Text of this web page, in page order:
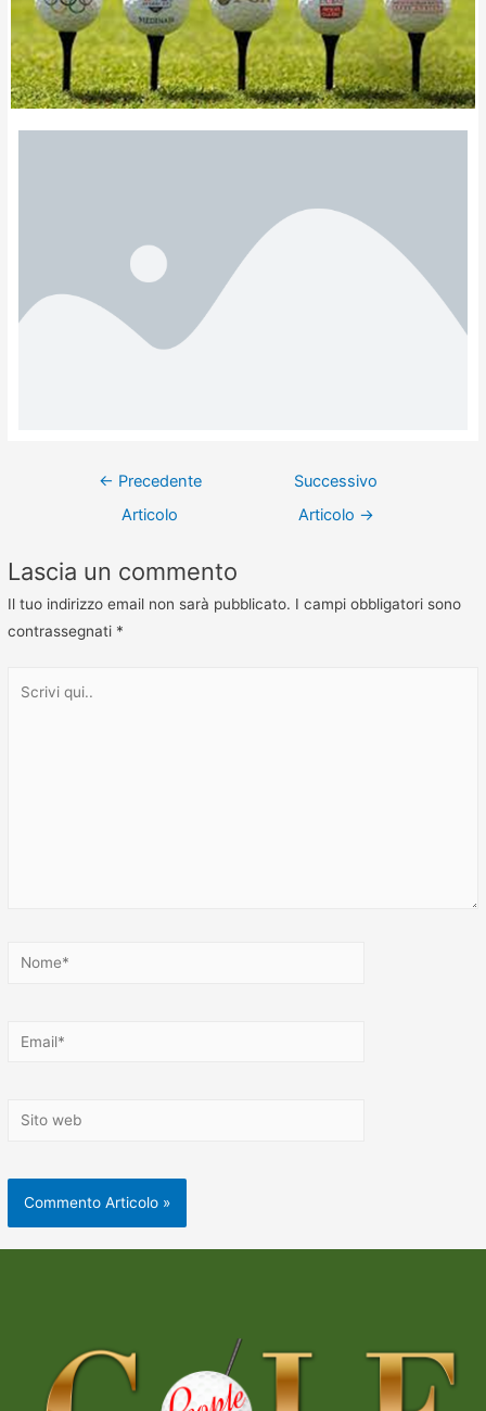
← Precedente
Articolo
Successivo
Articolo →
Lascia un commento
Il tuo indirizzo email non sarà pubblicato. I campi obbligatori sono
contrassegnati *